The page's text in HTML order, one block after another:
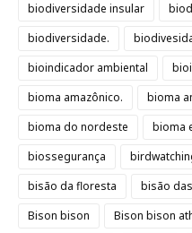
biodiversidade insular
biodiversidade.
bioindicador ambiental
bioma amazônico.
bioma
bioma do nordeste
bioma
biossegurança
bisão da floresta
bisão
Bison bison
Bison bison